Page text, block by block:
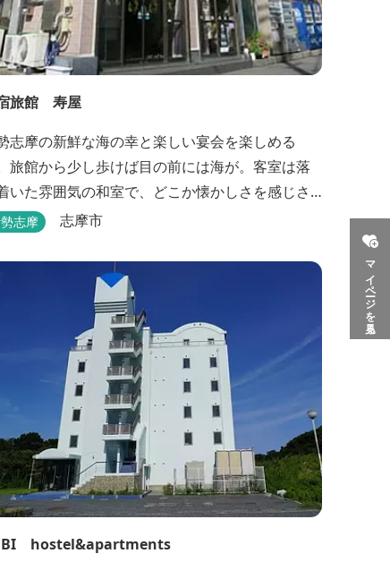
マイページを見る
旅館 寿屋
志摩の新鮮な海の幸と楽しい宴会を楽しめる
旅館から少し歩けば目の前には海が。客室は落
いた雰囲気の和室で、どこか懐かしさを感じさ
くれます。
志摩 志摩市
hostel&apartments